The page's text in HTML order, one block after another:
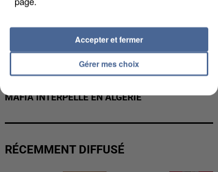
MAFIA INTERPELLÉ EN ALGÉRIE
RÉCEMMENT DIFFUSÉ
Gérer mes choix
Accepter et fermer